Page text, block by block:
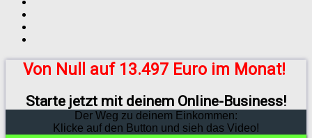
Von Null auf 13.497 Euro im Monat!
Starte jetzt mit deinem Online-Business!
Der Weg zu deinem Einkommen:
Klicke auf den Button und sieh das Video!